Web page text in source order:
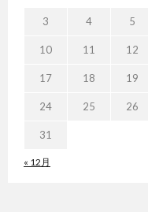
« 12月
3 4 5
10 11 12
17 18 19
24 25 26
31